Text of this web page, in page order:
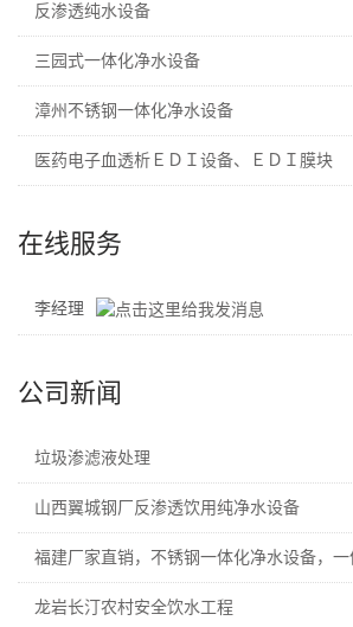
反渗透纯水设备
三园式一体化净水设备
漳州不锈钢一体化净水设备
医药电子血透析ＥＤＩ设备、ＥＤＩ膜块
在线服务
李经理
公司新闻
垃圾渗滤液处理
山西翼城钢厂反渗透饮用纯净水设备
福建厂家直销，不锈钢一体化净水设备，
龙岩长汀农村安全饮水工程